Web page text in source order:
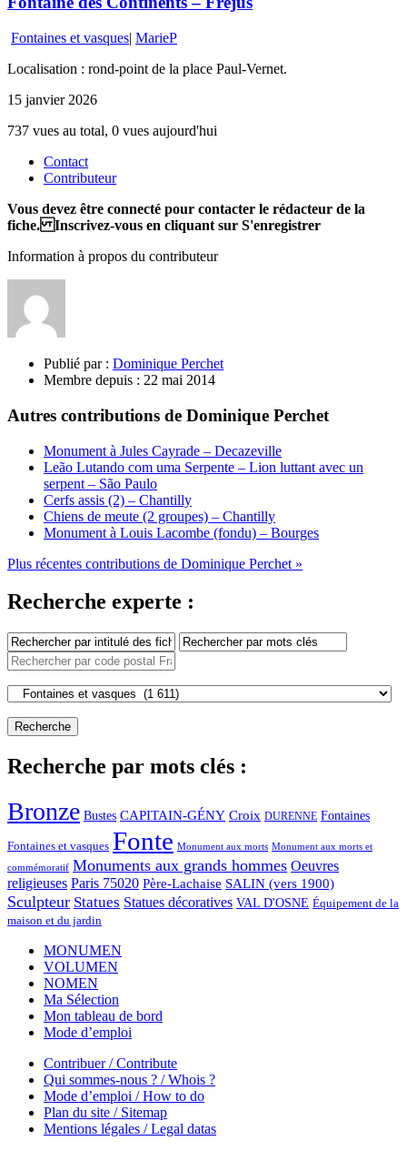
Fontaines et vasques| MarieP
Localisation : rond-point de la place Paul-Vernet.
15 janvier 2026
737 vues au total, 0 vues aujourd'hui
Contact
Contributeur
Vous devez être connecté pour contacter le rédacteur de la
fiche. Inscrivez-vous en cliquant sur S'enregistrer
Information à propos du contributeur
Publié par : Dominique Perchet
Membre depuis : 22 mai 2014
Autres contributions de Dominique Perchet
Monument à Jules Cayrade – Decazeville
Leão Lutando com uma Serpente – Lion luttant avec un
serpent – São Paulo
Cerfs assis (2) – Chantilly
Chiens de meute (2 groupes) – Chantilly
Monument à Louis Lacombe (fondu) – Bourges
Plus récentes contributions de Dominique Perchet »
Recherche experte :
Recherche par mots clés :
Bronze Bustes CAPITAIN-GÉNY Croix DURENNE Fontaines
Fontaines et vasques Fonte Monument aux morts Monument aux morts et
commémoratif Monuments aux grands hommes Oeuvres
religieuses Paris 75020 Père-Lachaise SALIN (vers 1900)
Sculpteur Statues Statues décoratives VAL D'OSNE Équipement de la
maison et du jardin
MONUMEN
VOLUMEN
NOMEN
Ma Sélection
Mon tableau de bord
Mode d’emploi
Contribuer / Contribute
Qui sommes-nous ? / Whois ?
Mode d’emploi / How to do
Plan du site / Sitemap
Mentions légales / Legal datas